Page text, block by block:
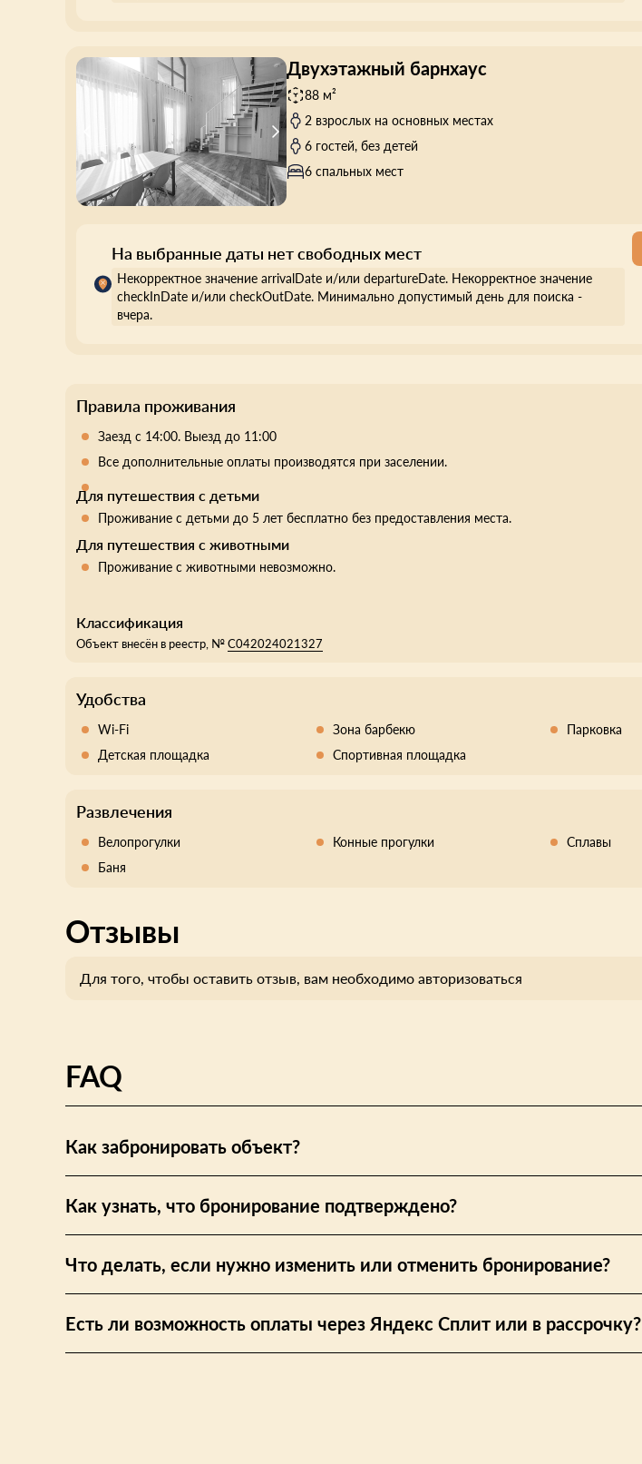
Двухэтажный барнхаус
88 м²
2 взрослых на основных местах
6 гостей, без детей
6 спальных мест
На выбранные даты нет свободных мест
Некорректное значение arrivalDate и/или departureDate. Некорректное значение
checkInDate и/или checkOutDate. Минимально допустимый день для поиска -
вчера.
Правила проживания
Заезд с 14:00. Выезд до 11:00
Все дополнительные оплаты производятся при заселении.
Для путешествия с детьми
Проживание с детьми до 5 лет бесплатно без предоставления места.
Для путешествия с животными
Проживание с животными невозможно.
Классификация
Объект внесён в реестр, №С042024021327
Удобства
Wi-Fi Зона барбекю
Парковка
Детская площадка
Спортивная площадка
Развлечения
Велопрогулки Конные прогулки
Сплавы
Баня
Отзывы
Для того, чтобы оставить отзыв, вам необходимо авторизоваться
FAQ
Как забронировать объект?
Как узнать, что бронирование подтверждено?
Что делать, если нужно изменить или отменить бронирование?
Есть ли возможность оплаты через Яндекс Сплит или в рассрочку?